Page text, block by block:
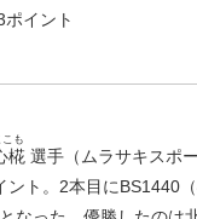
イント
椛
こも
選手（ムラサキスポ
ント。2本目にBS1440